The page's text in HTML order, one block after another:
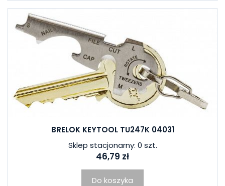
BRELOK KEYTOOL TU247K 04031
Sklep stacjonarny: 0 szt.
46,79 zł
Do koszyka